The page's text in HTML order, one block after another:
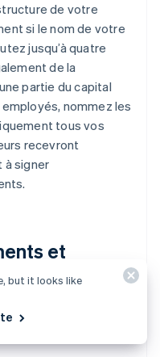
de votre
si le nom de votre
jusqu’à quatre
de la
partie du capital
nommez les
tous vos
recevront
à signer
et
de
but it looks like